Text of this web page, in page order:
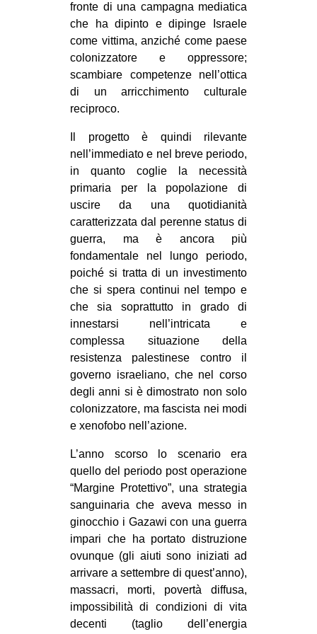
AMERICHE
ESTREMO ORIENTE
EUROPA
MEDIO ORIENTE
EVENTI
in
Fb
bsky
SEARCH
fronte di una campagna mediatica
che ha dipinto e dipinge Israele
come vittima, anziché come paese
colonizzatore e oppressore;
scambiare competenze nell’ottica
di un arricchimento culturale
reciproco.
Il progetto è quindi rilevante
nell’immediato e nel breve periodo,
in quanto coglie la necessità
primaria per la popolazione di
uscire da una quotidianità
caratterizzata dal perenne status di
guerra, ma è ancora più
fondamentale nel lungo periodo,
poiché si tratta di un investimento
che si spera continui nel tempo e
che sia soprattutto in grado di
innestarsi nell’intricata e
complessa situazione della
resistenza palestinese contro il
governo israeliano, che nel corso
degli anni si è dimostrato non solo
colonizzatore, ma fascista nei modi
e xenofobo nell’azione.
L’anno scorso lo scenario era
quello del periodo post operazione
“Margine Protettivo”, una strategia
sanguinaria che aveva messo in
ginocchio i Gazawi con una guerra
impari che ha portato distruzione
ovunque (gli aiuti sono iniziati ad
arrivare a settembre di quest’anno),
massacri, morti, povertà diffusa,
impossibilità di condizioni di vita
decenti (taglio dell’energia